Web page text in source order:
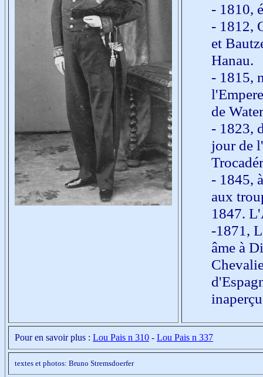
- 1810,
- 1812,
et
Hanau.
- 1815,
de
- 1823,
jour de
- 1845,
aux
1847.
-1871,
âme à
Pour en savoir plus : Lou Pais n 310 - Lou Pais n 337
textes et photos: Bruno Stremsdoerfer